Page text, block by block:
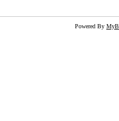
Powered By